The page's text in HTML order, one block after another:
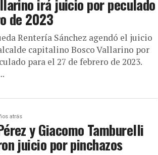
irá juicio por peculado
de 2023
Rentería Sánchez agendó el juicio
capitalino Bosco Vallarino por
para el 27 de febrero de 2023.
atrás
y Giacomo Tamburelli
juicio por pinchazos